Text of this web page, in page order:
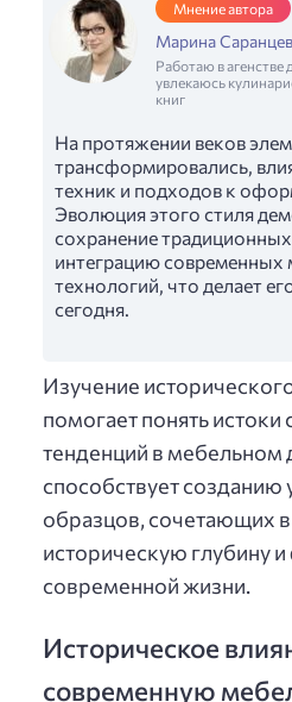
Мнение автора
Марина
Работаю в агенстве
увлекаюсь
книг
На протяжении веков
трансформировались,
техник и подходов к
Эволюция этого стиля
сохранение
интеграцию современных
технологий, что делает
сегодня.
Изучение
помогает понять
тенденций в мебельном
способствует созданию
образцов, сочетающих
историческую глубину
современной жизни.
Историческое
современную